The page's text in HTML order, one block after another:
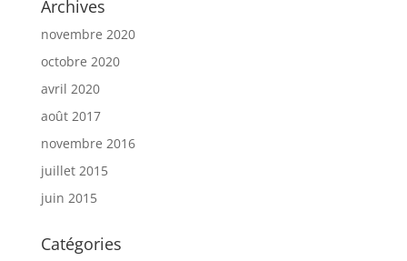
Archives
novembre 2020
octobre 2020
avril 2020
août 2017
novembre 2016
juillet 2015
juin 2015
Catégories